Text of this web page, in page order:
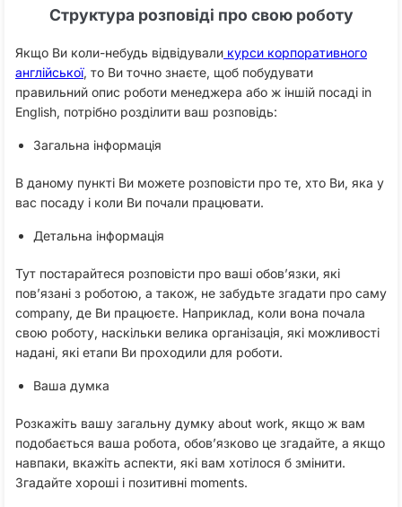
Структура розповіді про свою роботу
Якщо Ви коли-небудь відвідували курси корпоративного
англійської, то Ви точно знаєте, щоб побудувати
правильний опис роботи менеджера або ж іншій посаді in
English, потрібно розділити ваш розповідь:
Загальна інформація
В даному пункті Ви можете розповісти про те, хто Ви, яка у
вас посаду і коли Ви почали працювати.
Детальна інформація
Тут постарайтеся розповісти про ваші обов’язки, які
пов’язані з роботою, а також, не забудьте згадати про саму
company, де Ви працюєте. Наприклад, коли вона почала
свою роботу, наскільки велика організація, які можливості
надані, які етапи Ви проходили для роботи.
Ваша думка
Розкажіть вашу загальну думку about work, якщо ж вам
подобається ваша робота, обов’язково це згадайте, а якщо
навпаки, вкажіть аспекти, які вам хотілося б змінити.
Згадайте хороші і позитивні moments.